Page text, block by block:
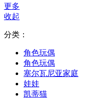
更多
收起
分类：
角色玩偶
角色玩偶
塞尔瓦尼亚家庭
娃娃
凯蒂猫